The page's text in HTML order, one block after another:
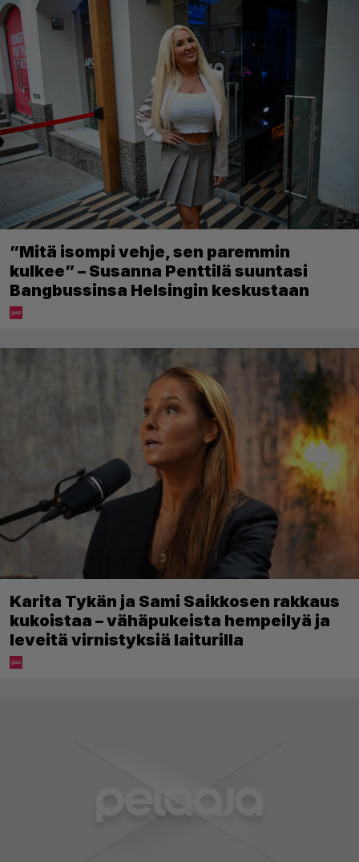
”Mitä isompi vehje, sen paremmin
kulkee” – Susanna Penttilä suuntasi
Bangbussinsa Helsingin keskustaan
Karita Tykän ja Sami Saikkosen rakkaus
kukoistaa – vähäpukeista hempeilyä ja
leveitä virnistyksiä laiturilla